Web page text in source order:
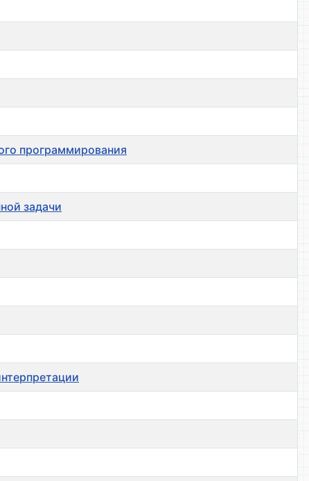
программирования
задачи